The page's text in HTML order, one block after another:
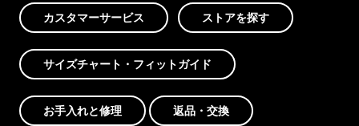
カスタマーサービス ストアを探す
サイズチャート・フィットガイド
お手入れと修理 返品・交換